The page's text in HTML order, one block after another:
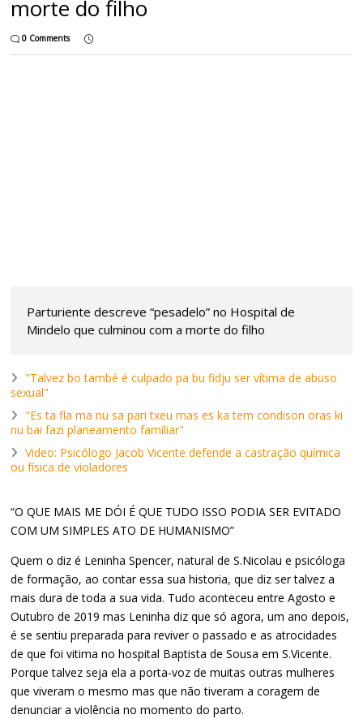
morte do filho
0 Comments
Parturiente descreve “pesadelo” no Hospital de
Mindelo que culminou com a morte do filho
"Talvez bo també é culpado pa bu fidju ser vítima de abuso
sexual"
"Es ta fla ma nu sa pari txeu mas es ka tem condison oras ki
nu bai fazi planeamento familiar"
Video: Psicólogo Jacob Vicente defende a castração química
ou física de violadores
“O QUE MAIS ME DÓI É QUE TUDO ISSO PODIA SER EVITADO
COM UM SIMPLES ATO DE HUMANISMO”
Quem o diz é Leninha Spencer, natural de S.Nicolau e psicóloga
de formação, ao contar essa sua historia, que diz ser talvez a
mais dura de toda a sua vida. Tudo aconteceu entre Agosto e
Outubro de 2019 mas Leninha diz que só agora, um ano depois,
é se sentiu preparada para reviver o passado e as atrocidades
de que foi vitima no hospital Baptista de Sousa em S.Vicente.
Porque talvez seja ela a porta-voz de muitas outras mulheres
que viveram o mesmo mas que não tiveram a coragem de
denunciar a violência no momento do parto.